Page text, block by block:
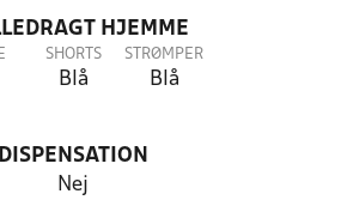
HJEMME
SHORTS
Blå
STRØMPER
Blå
DISPENSATION
Nej